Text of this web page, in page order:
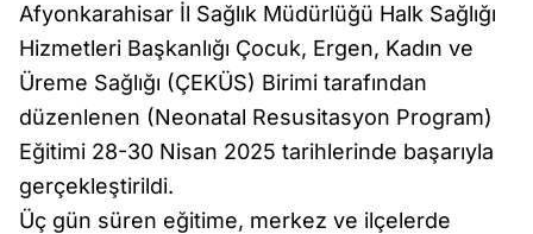
Afyonkarahisar İl Sağlık Müdürlüğü Halk Sağlığı
Hizmetleri Başkanlığı Çocuk, Ergen, Kadın ve
Üreme Sağlığı (ÇEKÜS) Birimi tarafından
düzenlenen (Neonatal Resusitasyon Program)
Eğitimi 28-30 Nisan 2025 tarihlerinde başarıyla
gerçekleştirildi.
Üç gün süren eğitime, merkez ve ilçelerde